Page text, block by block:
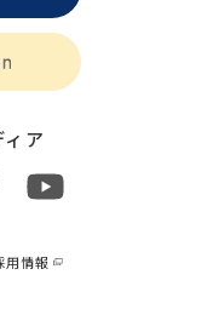
ア
用情報